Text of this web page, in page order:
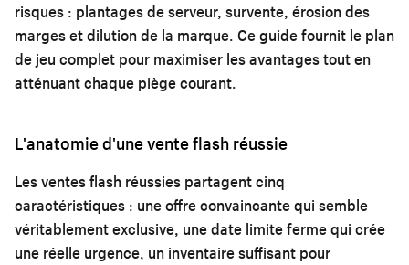
risques : plantages de serveur, survente, érosion des
marges et dilution de la marque. Ce guide fournit le plan
de jeu complet pour maximiser les avantages tout en
atténuant chaque piège courant.
L'anatomie d'une vente flash réussie
Les ventes flash réussies partagent cinq
caractéristiques : une offre convaincante qui semble
véritablement exclusive, une date limite ferme qui crée
une réelle urgence, un inventaire suffisant pour